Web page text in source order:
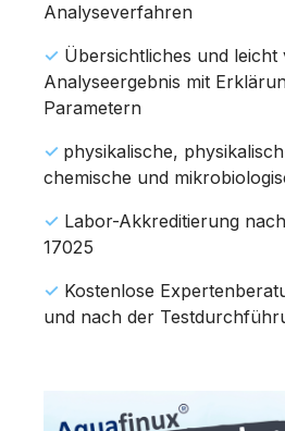
Analyseverfahren
✓ Übersichtliches und leicht
Analyseergebnis mit
Parametern
✓ physikalische,
chemische und
✓ Labor-Akkreditierung
17025
✓ Kostenlose
und nach der